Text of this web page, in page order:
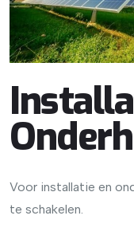
Voor installatie en
te schakelen.